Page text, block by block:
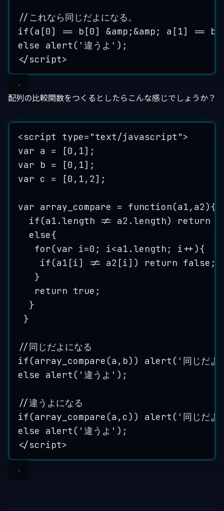
//これなら同じだよになる。
if(a[0] == b[0] &amp;&amp;
a[1] ==
else alert('違うよ');
</script>
配列の比較関数をつくるとしたらこんな感じでしょうか？
<script type= "text/javascript ">
var a = [0,1];
var b = [0,1];
var c = [0,1,2];
var array_compare = function(a1,a2){
if (a1 .length != a2 .length) return
else{
for(var i=0 ; i<a1.length; i++){
if (a1 [i] != a2 [i]) return false ;
}
return true;
}
}
//同じだよになる
if(array_compare(a,b)) alert('同じだ
else alert('違うよ');
//違うよになる
if(array_compare(a,c)) alert('同じだ
else alert('違うよ');
</script>